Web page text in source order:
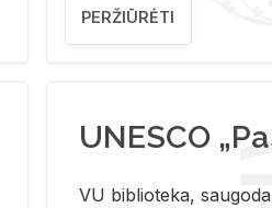
PERŽIŪRĖTI
UNESCO
VU biblioteka,